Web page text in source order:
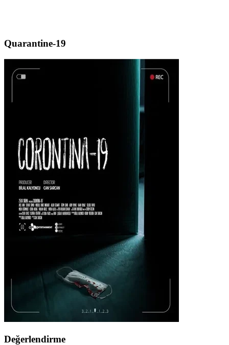
Quarantine-19
Değerlendirme